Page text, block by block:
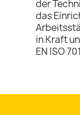
der
das
in Kraft
EN ISO